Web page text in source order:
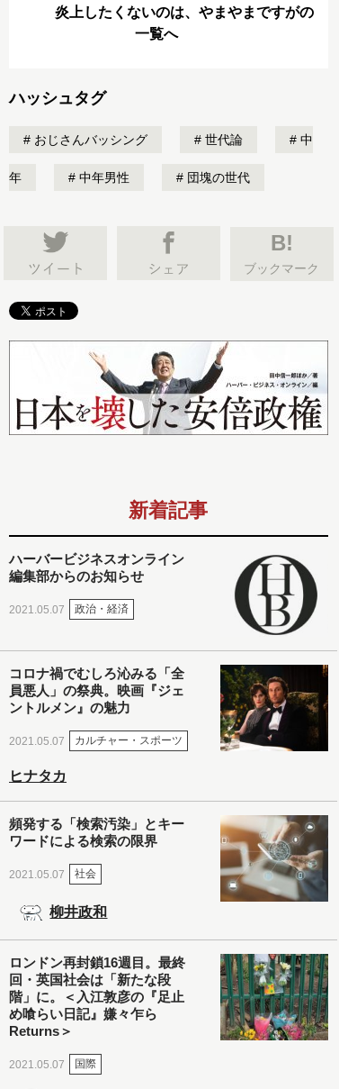
炎上したくないのは、やまやまですがの
一覧へ
ハッシュタグ
おじさんバッシング 世代論 中
年 中年男性 団塊の世代
B!
ブックマーク
新着記事
ハーバービジネスオンライン
編集部からのお知らせ
2021.05.07 政治・経済
コロナ禍でむしろ沁みる「全
員悪人」の祭典。映画『ジェ
ントルメン』の魅力
2021.05.07 カルチャー・スポーツ
ヒナタカ
頻発する「検索汚染」とキー
ワードによる検索の限界
2021.05.07 社会
柳井政和
ロンドン再封鎖16週目。最終
回・英国社会は「新たな段
階」に。＜入江敦彦の『足止
め喰らい日記』嫌々乍ら
Returns＞
2021.05.07 国際